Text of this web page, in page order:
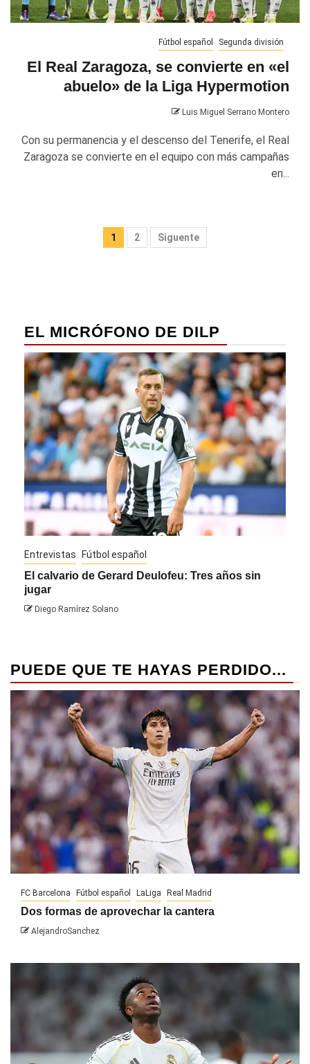
Fútbol español Segunda división
El Real Zaragoza, se convierte en «el
abuelo» de la Liga Hypermotion
Luis Miguel Serrano Montero
Con su permanencia y el descenso del Tenerife, el Real
Zaragoza se convierte en el equipo con más campañas
en...
Paginación
1 2 Siguente
EL MICRÓFONO DE DILP
Entrevistas Fútbol español
El calvario de Gerard Deulofeu: Tres años sin
jugar
Diego Ramírez Solano
PUEDE QUE TE HAYAS PERDIDO...
FC Barcelona Fútbol español LaLiga Real Madrid
Dos formas de aprovechar la cantera
AlejandroSanchez